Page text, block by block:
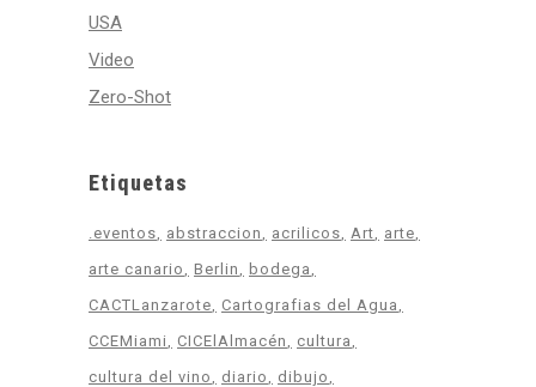
USA
Video
Zero-Shot
Etiquetas
.eventos abstraccion acrilicos Art
arte
arte canario
Berlin
bodega
CACTLanzarote
Cartografias del Agua
CCEMiami
CICElAlmacén
cultura
cultura del vino
diario
dibujo